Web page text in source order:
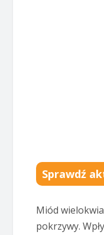
Sprawdź
Miód
pokrzywy.